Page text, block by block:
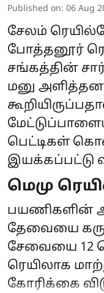
Published on: 06 Aug
சேலம்
போத்தனூர்
சங்கத்தின்
மனு
பெட்டிகள்
இயக்கப்பட்டு
மெமு
பயணிகளின்
தேவையை
சேவையை 12
ரெயிலாக
கோரிக்கை